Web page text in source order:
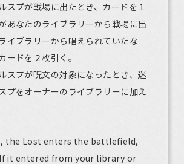
スプが戦場に出たとき、カードを１
あなたのライブラリーから戦場に出
イブラリーから唱えられていたな
ードを２枚引く。
スプが呪文の対象になったとき、迷
プをオーナーのライブラリーに加え
the Lost enters the battlefield,
it entered from your library or